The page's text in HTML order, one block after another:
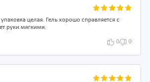
целая. Гель хорошо справляется с
руки мягкими.
0 0